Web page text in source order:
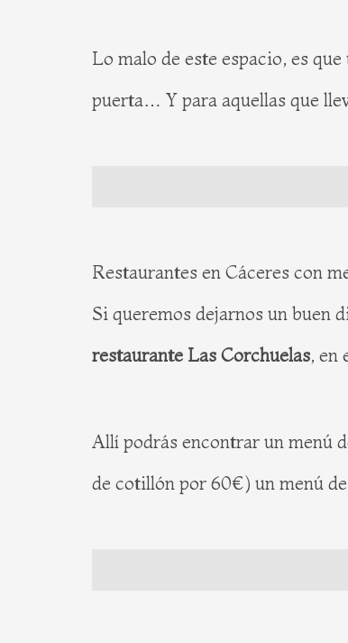
Lo malo de este espacio, es
puerta… Y para aquellas que
Restaurantes en Cáceres con
Si queremos dejarnos un buen
restaurante Las Corchuelas, en
Allí podrás encontrar un menú
de cotillón por 60€) un menú